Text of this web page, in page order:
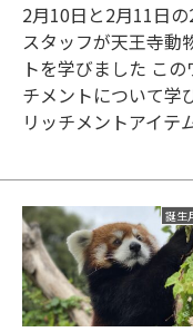
2月10日と2月11日
スタッフが天王寺動
トを学びました こ
チメントについて学
リッチメントアイテ
誕生